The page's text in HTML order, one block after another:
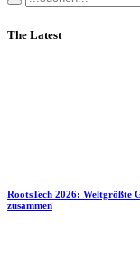
The Latest
RootsTech 2026: Weltgrößte
zusammen